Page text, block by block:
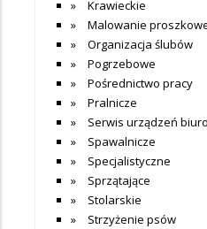
Krawieckie
Malowanie
Organizacja ślubów
Pogrzebowe
Pośrednictwo pracy
Pralnicze
Serwis urządzeń
Spawalnicze
Specjalistyczne
Sprzątające
Stolarskie
Strzyżenie psów